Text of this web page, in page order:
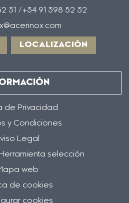
31 /+34 91 398 52 32
LOCALIZACIÓN
de Privacidad
y Condiciones
Legal
selección
web
de cookies
cookies